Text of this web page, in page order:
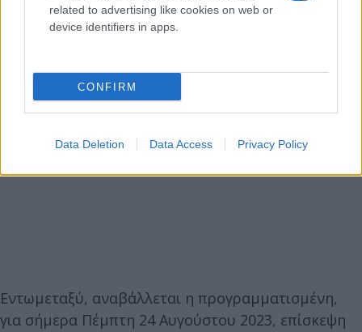
related to advertising like cookies on web or
device identifiers in apps.
CONFIRM
Data Deletion Data Access Privacy Policy
Εντωμεταξύ, αναβάλλεται η προγραμματισμένη,
για σήμερα Πέμπτη 24 Αυγούστου 2023, επίσκεψη